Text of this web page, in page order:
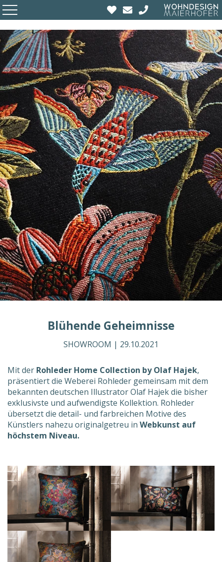
Blühende Geheimnisse
SHOWROOM | 29.10.2021
Mit der Rohleder Home Collection by Olaf Hajek,
präsentiert die Weberei Rohleder gemeinsam mit dem
bekannten deutschen Illustrator Olaf Hajek die bisher
exklusivste und aufwendigste Kollektion. Rohleder
übersetzt die detail- und farbreichen Motive des
Künstlers nahezu originalgetreu in Webkunst auf
höchstem Niveau.